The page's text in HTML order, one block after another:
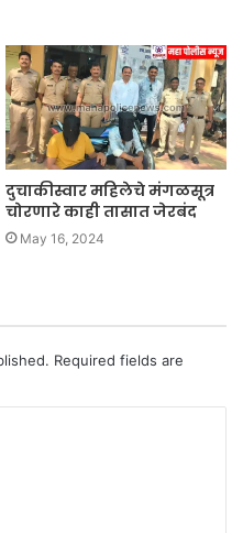
दुचाकीस्वार महिलेचे मंगळसूत्र
चोरणारे काही तासात जेरबंद
May 16, 2024
Required fields are